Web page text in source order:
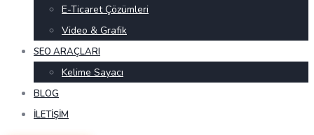
E-Ticaret Çözümleri
Video & Grafik
SEO ARAÇLARI
Kelime Sayacı
BLOG
İLETIŞIM